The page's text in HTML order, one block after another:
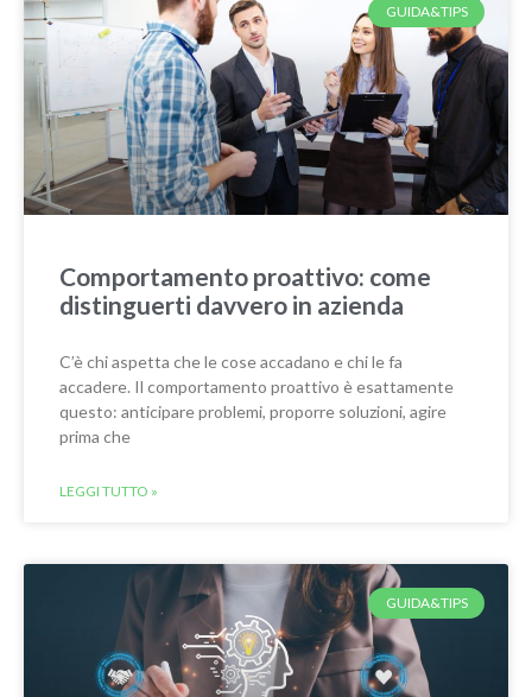
GUIDA&TIPS
Comportamento proattivo: come
distinguerti davvero in azienda
C’è chi aspetta che le cose accadano e chi le fa
accadere. Il comportamento proattivo è esattamente
questo: anticipare problemi, proporre soluzioni, agire
prima che
LEGGI TUTTO »
GUIDA&TIPS